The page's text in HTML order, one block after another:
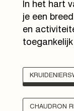
In het hart
je een
en
CHAUDRON